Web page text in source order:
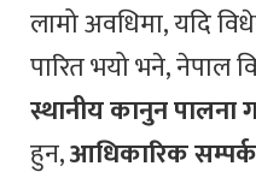
लामो अवधिमा, यदि
पारित भयो भने, नेपाल
स्थानीय कानुन पालना
हुन,आधिकारिक